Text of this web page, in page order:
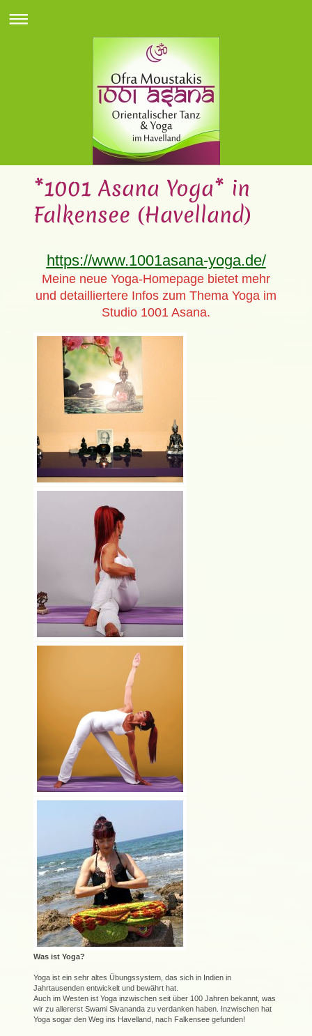
*1001 Asana Yoga* in
Falkensee (Havelland)
https://www.1001asana-yoga.de/
Meine neue Yoga-Homepage bietet mehr
und detailliertere Infos zum Thema Yoga im
Studio 1001 Asana.
Was ist Yoga?
Yoga ist ein sehr altes Übungssystem, das sich in Indien in
Jahrtausenden entwickelt und bewährt hat.
Auch im Westen ist Yoga inzwischen seit über 100 Jahren bekannt, was
wir zu allererst Swami Sivananda zu verdanken haben. Inzwischen hat
Yoga sogar den Weg ins Havelland, nach Falkensee gefunden!